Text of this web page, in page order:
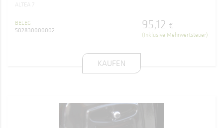
ALTEA 7
BELEG
502830000002
95,12 €
(Inklusive Mehrwertsteuer)
KAUFEN